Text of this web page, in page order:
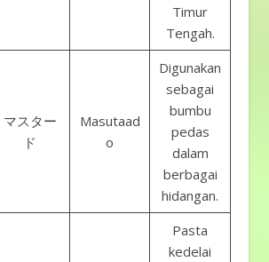
Timur
Tengah.
マスター
ド
Masutaad
o
Digunakan
sebagai
bumbu
pedas
dalam
berbagai
hidangan.
Pasta
kedelai